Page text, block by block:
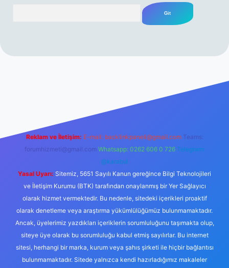
Reklam ve İletişim: E-mail: backlinkpaneli@gmail.com Teams:
forumhizmeti@gmail.com Whatsapp: 0262 606 0 726 Telegram:
@karabul
Yasal Uyarı: Sitemiz, 5651 Sayılı Kanun gereğince Bilgi Teknolojileri
ve İletişim Kurumu (BTK) tarafından onaylanmış bir Yer Sağlayıcı
olarak hizmet vermektedir. Bu nedenle, sitedeki içerikleri proaktif
olarak denetleme veya araştırma yükümlülüğümüz bulunmamaktadır.
Ancak, üyelerimiz yazdıkları içeriklerin sorumluluğunu taşımakta olup,
siteye üye olarak bu sorumluluğu kabul etmiş sayılırlar. Bu internet
sitesi, herhangi bir marka, kurum veya şahıs şirketi ile hiçbir bağlantısı
bulunmamaktadır. Sitede yalnızca kendi hazırladığımız makaleler